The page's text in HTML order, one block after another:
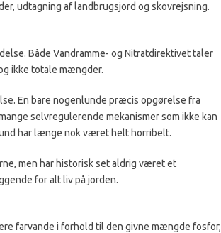
udtagning af landbrugsjord og skovrejsning.
Både Vandramme- og Nitratdirektivet taler
ikke totale mængder.
En bare nogenlunde præcis opgørelse fra
selvregulerende mekanismer som ikke kan
har længe nok været helt horribelt.
men har historisk set aldrig været et
for alt liv på jorden.
farvande i forhold til den givne mængde fosfor,